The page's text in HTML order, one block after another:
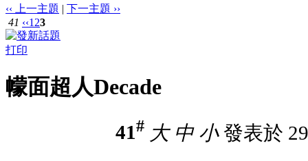
‹‹ 上一主題 | 下一主題 ››
41 ‹‹1 23
打印
幪面超人Decade
41# 大 中 小發表於